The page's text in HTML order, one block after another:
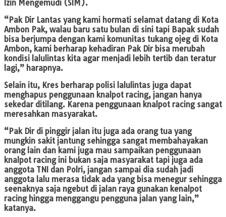
Izin Mengemudi (SIM).
“Pak Dir Lantas yang kami hormati selamat datang di Kota
Ambon Pak, walau baru satu bulan di sini tapi Bapak sudah
bisa berjumpa dengan kami komunitas tukang ojeg di Kota
Ambon, kami berharap kehadiran Pak Dir bisa merubah
kondisi lalulintas kita agar menjadi lebih tertib dan teratur
lagi,” harapnya.
Selain itu, Kres berharap polisi lalulintas juga dapat
menghapus penggunaan knalpot racing, jangan hanya
sekedar ditilang. Karena penggunaan knalpot racing sangat
meresahkan masyarakat.
“Pak Dir di pinggir jalan itu juga ada orang tua yang
mungkin sakit jantung sehingga sangat membahayakan
orang lain dan kami juga mau sampaikan penggunaan
knalpot racing ini bukan saja masyarakat tapi juga ada
anggota TNI dan Polri, jangan sampai dia sudah jadi
anggota lalu merasa tidak ada yang bisa menegur sehingga
seenaknya saja ngebut di jalan raya gunakan kenalpot
racing hingga menggangu pengguna jalan yang lain,”
katanya.